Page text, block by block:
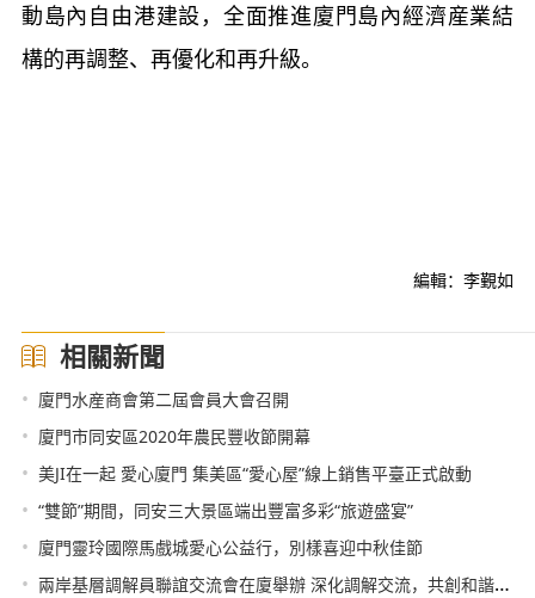
動島內自由港建設，全面推進廈門島內經濟産業結
構的再調整、再優化和再升級。
編輯：李覲如
相關新聞
• 廈門水産商會第二屆會員大會召開
• 廈門市同安區2020年農民豐收節開幕
• 美JI在一起 愛心廈門 集美區“愛心屋”線上銷售平臺正式啟動
• “雙節”期間，同安三大景區端出豐富多彩“旅遊盛宴”
• 廈門靈玲國際馬戲城愛心公益行，別樣喜迎中秋佳節
• 兩岸基層調解員聯誼交流會在廈舉辦 深化調解交流，共創和諧家園